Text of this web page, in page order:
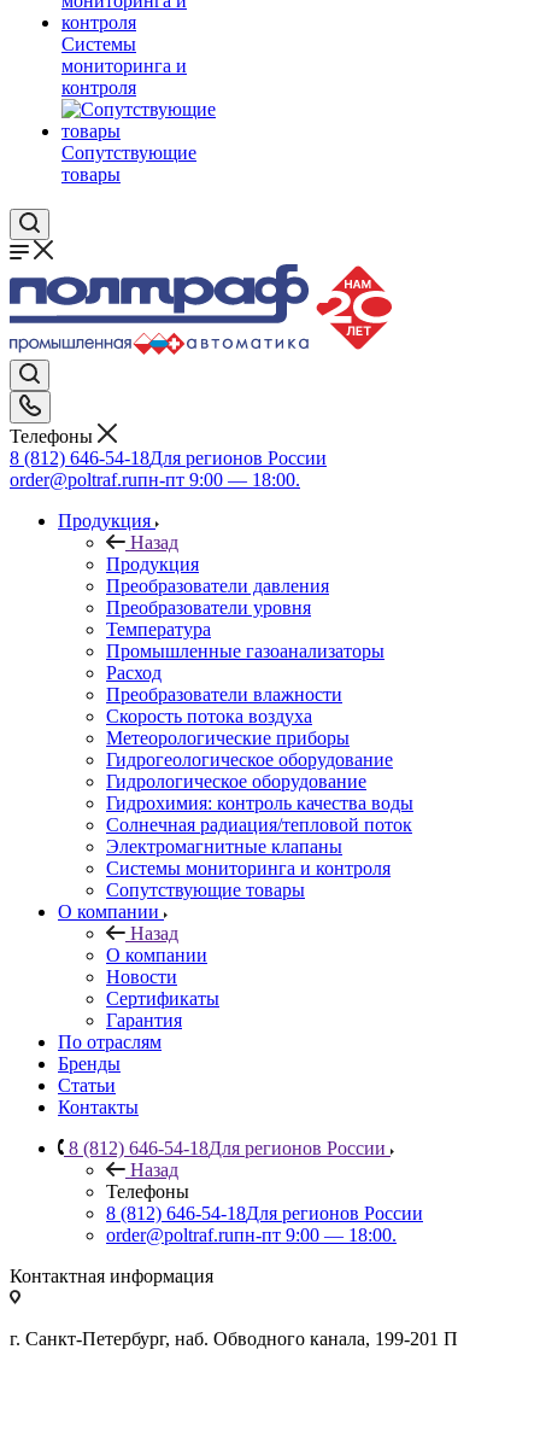
Системы
мониторинга и
контроля
Сопутствующие
товары
Телефоны
8 (812) 646-54-18Для регионов России
order@poltraf.ruпн-пт 9:00 — 18:00.
Продукция
Назад
Продукция
Преобразователи давления
Преобразователи уровня
Температура
Промышленные газоанализаторы
Расход
Преобразователи влажности
Скорость потока воздуха
Метеорологические приборы
Гидрогеологическое оборудование
Гидрологическое оборудование
Гидрохимия: контроль качества воды
Солнечная радиация/тепловой поток
Электромагнитные клапаны
Системы мониторинга и контроля
Сопутствующие товары
О компании
Назад
О компании
Новости
Сертификаты
Гарантия
По отраслям
Бренды
Статьи
Контакты
8 (812) 646-54-18Для регионов России
Назад
Телефоны
8 (812) 646-54-18Для регионов России
order@poltraf.ruпн-пт 9:00 — 18:00.
Контактная информация
г. Санкт-Петербург, наб. Обводного канала, 199-201 П